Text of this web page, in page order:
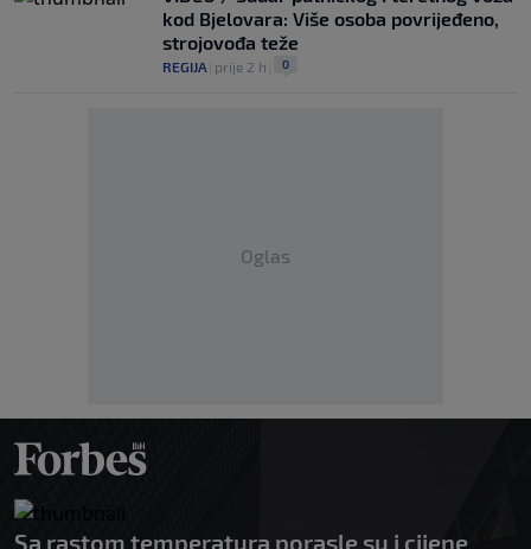
kod Bjelovara: Više osoba povrijeđeno,
strojovođa teže
REGIJA prije 2 h 0
Oglas
Sa rastom temperatura porasle su i cijene